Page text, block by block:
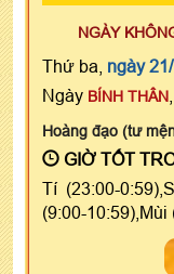
NGÀY
Thứ ba, ngày
Ngày BÍNH THÂN
Hoàng đạo (tư
GIỜ TỐT
Tí (23:00-
(9:00-10:59),Mùi